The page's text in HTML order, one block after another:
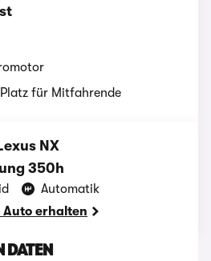
für Mitfahrende
NX
350h
Automatik
Auto erhalten
DATEN